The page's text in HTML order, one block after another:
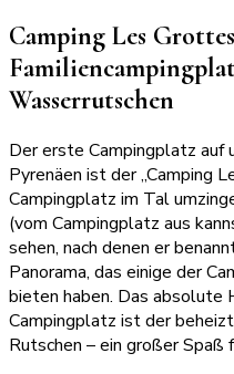
Camping Les
Wasserrutschen
Der erste Campingplatz auf
Pyrenäen ist der „Camping
Campingplatz im Tal
(vom Campingplatz aus
sehen, nach denen er
Panorama, das einige der
bieten haben. Das absolute
Campingplatz ist der
Rutschen – ein großer Spaß